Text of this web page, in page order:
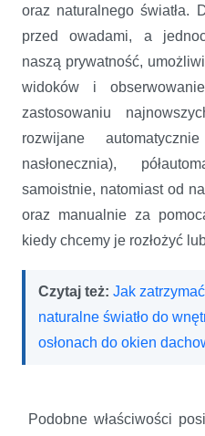
oraz naturalnego światła.
przed owadami, a
naszą prywatność,
widoków i
zastosowaniu
rozwijane
nasłonecznia),
samoistnie, natomiast od
oraz manualnie za
kiedy chcemy je rozłożyć
Czytaj też: Jak
naturalne światło do
osłonach do okien
Podobne właściwości